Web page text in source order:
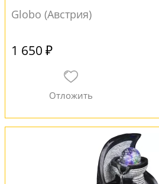
Globo (Австрия)
1 650 ₽